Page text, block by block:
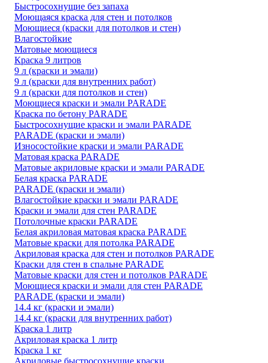
Быстросохнущие без запаха
Моющаяся краска для стен и потолков
Моющиеся (краски для потолков и стен)
Влагостойкие
Матовые моющиеся
Краска 9 литров
9 л (краски и эмали)
9 л (краски для внутренних работ)
9 л (краски для потолков и стен)
Моющиеся краски и эмали PARADE
Краска по бетону PARADE
Быстросохнущие краски и эмали PARADE
PARADE (краски и эмали)
Износостойкие краски и эмали PARADE
Матовая краска PARADE
Матовые акриловые краски и эмали PARADE
Белая краска PARADE
PARADE (краски и эмали)
Влагостойкие краски и эмали PARADE
Краски и эмали для стен PARADE
Потолочные краски PARADE
Белая акриловая матовая краска PARADE
Матовые краски для потолка PARADE
Акриловая краска для стен и потолков PARADE
Краски для стен в спальне PARADE
Матовые краски для стен и потолков PARADE
Моющиеся краски и эмали для стен PARADE
PARADE (краски и эмали)
14.4 кг (краски и эмали)
14.4 кг (краски для внутренних работ)
Краска 1 литр
Акриловая краска 1 литр
Краска 1 кг
Акриловые быстросохнущие краски